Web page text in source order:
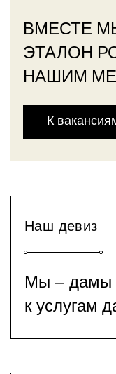
ВМЕСТЕ
ЭТАЛОН
НАШИМ
К
Наш девиз
Мы ‒ дамы
к услугам